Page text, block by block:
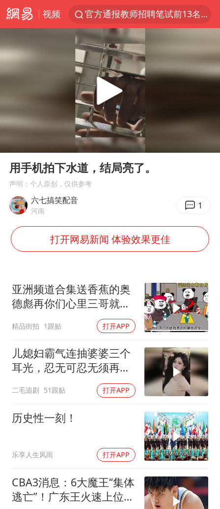
视频
官方通报教师招聘笔试前13名被淘汰
泰国枪击案凶手先杀祖父母后行凶
台风“白海豚”体型变大！环流面积接近13个浙江那么大
女孩摆摊卖菌子时收到北大通知书
DeepSeek投资宇树科技意味什么
东方之约 相约未来
Play
用手机拍下水道，结局亮了。
声明：个人原创，仅供参考
六七搞笑配音
河南 1
打开网易新闻 体验效果更佳
亚洲频道合集送香蕉的奥
德彪再你们心里三哥就是
精品街拍 1跟贴 打开APP
儿媳妇霸气连抽婆婆三个
耳光，忍无可忍无须再
二毛追剧 51跟贴 打开APP
历史性一刻！
乐享人生风雨 打开APP
CBA3消息：6大魔王“集体
逃亡”！广东王火速上位，